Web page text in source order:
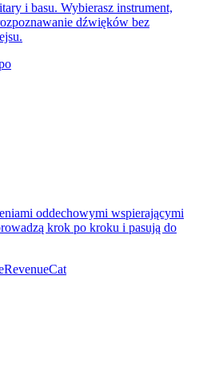
i basu. Wybierasz instrument,
dźwięków bez
oddechowymi wspierającymi
krok po kroku i pasują do
RevenueCat